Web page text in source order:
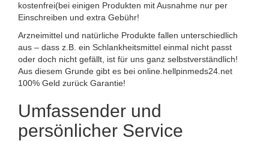
kostenfrei(bei einigen Produkten mit Ausnahme nur per
Einschreiben und extra Gebühr!
Arzneimittel und natürliche Produkte fallen unterschiedlich
aus – dass z.B. ein Schlankheitsmittel einmal nicht passt
oder doch nicht gefällt, ist für uns ganz selbstverständlich!
Aus diesem Grunde gibt es bei online.hellpinmeds24.net
100% Geld zurück Garantie!
Umfassender und
persönlicher Service